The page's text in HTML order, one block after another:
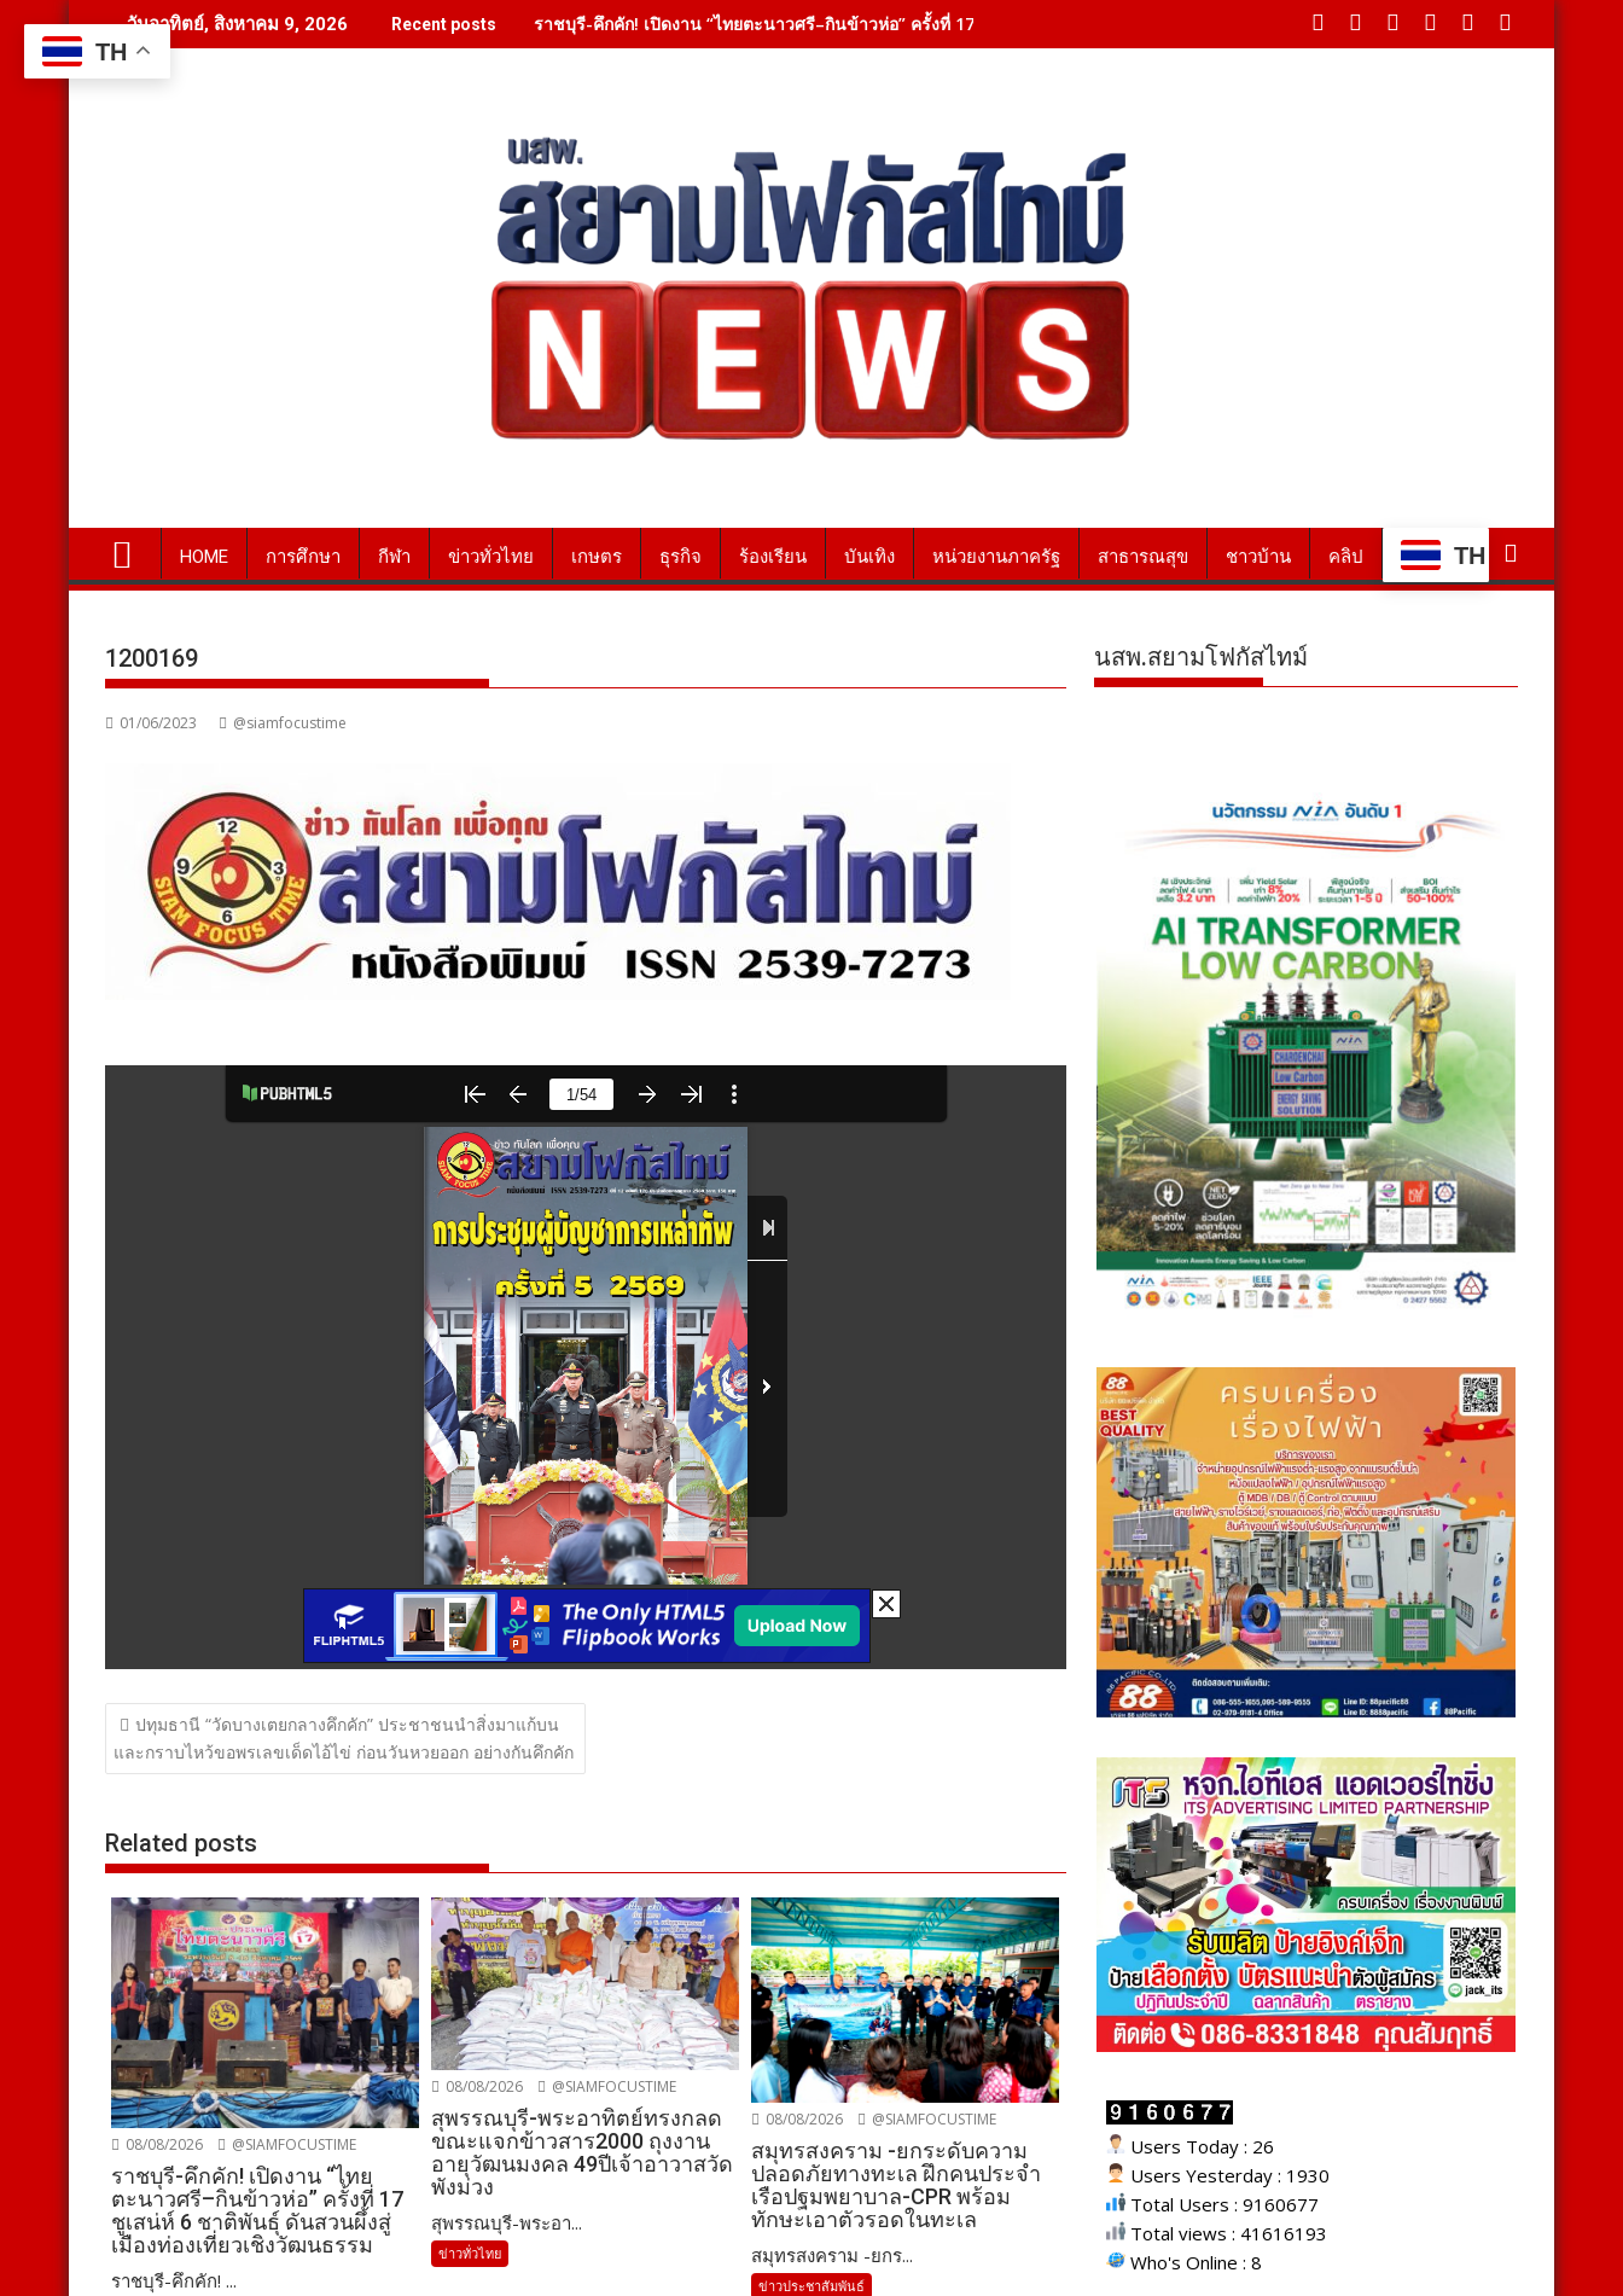
to
content
วันอาทิตย์, สิงหาคม 9, 2026 Recent posts ราชบุรี-คึกคัก! เปิดงาน “ไทยตะนาวศรี–กินข้าวห่อ” ครั้งที่ 17 ชูเสน่ห์ 6 ชาติพันธุ์ ดันสวนผึ้งสู่เมืองท่องเที่ยวเชิงวัฒนธรรม
HOME การศึกษา กีฬา ข่าวทั่วไทย เกษตร ธุรกิจ ร้องเรียน บันเทิง หน่วยงานภาครัฐ สาธารณสุข ชาวบ้าน คลิป TH
1200169
01/06/2023 @siamfocustime
แนะแนว
เรื่อง
ปทุมธานี “วัดบางเตยกลางคึกคัก” ประชาชนนำสิ่งมาแก้บน
และกราบไหว้ขอพรเลขเด็ดไอ้ไข่ ก่อนวันหวยออก อย่างกันคึกคัก
Related posts
08/08/2026 @SIAMFOCUSTIME
ราชบุรี-คึกคัก! เปิดงาน “ไทย
ตะนาวศรี–กินข้าวห่อ” ครั้งที่ 17
ชูเสน่ห์ 6 ชาติพันธุ์ ดันสวนผึ้งสู่
เมืองท่องเที่ยวเชิงวัฒนธรรม
ราชบุรี-คึกคัก! ...
08/08/2026 @SIAMFOCUSTIME
สุพรรณบุรี-พระอาทิตย์ทรงกลด
ขณะแจกข้าวสาร2000 ถุงงาน
อายุวัฒนมงคล 49ปีเจ้าอาวาสวัด
พังม่วง
สุพรรณบุรี-พระอา...
ข่าวทั่วไทย
08/08/2026 @SIAMFOCUSTIME
สมุทรสงคราม -ยกระดับความ
ปลอดภัยทางทะเล ฝึกคนประจำ
เรือปฐมพยาบาล-CPR พร้อม
ทักษะเอาตัวรอดในทะเล
สมุทรสงคราม -ยกร...
ข่าวประชาสัมพันธ์
นสพ.สยามโฟกัสไทม์
Users Today : 26
Users Yesterday : 1930
Total Users : 9160677
Total views : 41616193
Who's Online : 8
TH